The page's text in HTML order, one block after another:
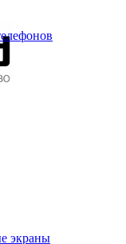
экраны